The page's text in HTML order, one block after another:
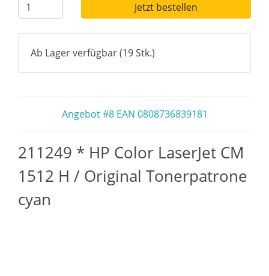
Jetzt bestellen
Ab Lager verfügbar (19 Stk.)
Angebot #8 EAN 0808736839181
211249 * HP Color LaserJet CM
1512 H / Original Tonerpatrone
cyan